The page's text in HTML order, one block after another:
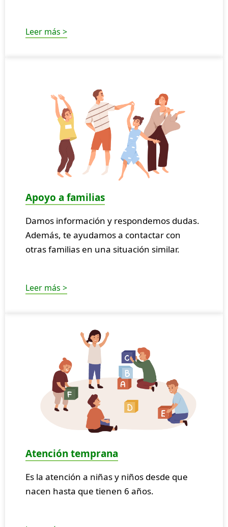
Leer más >
Apoyo a familias
Damos información y respondemos dudas.
Además, te ayudamos a contactar con
otras familias en una situación similar.
Leer más >
Atención temprana
Es la atención a niñas y niños desde que
nacen hasta que tienen 6 años.